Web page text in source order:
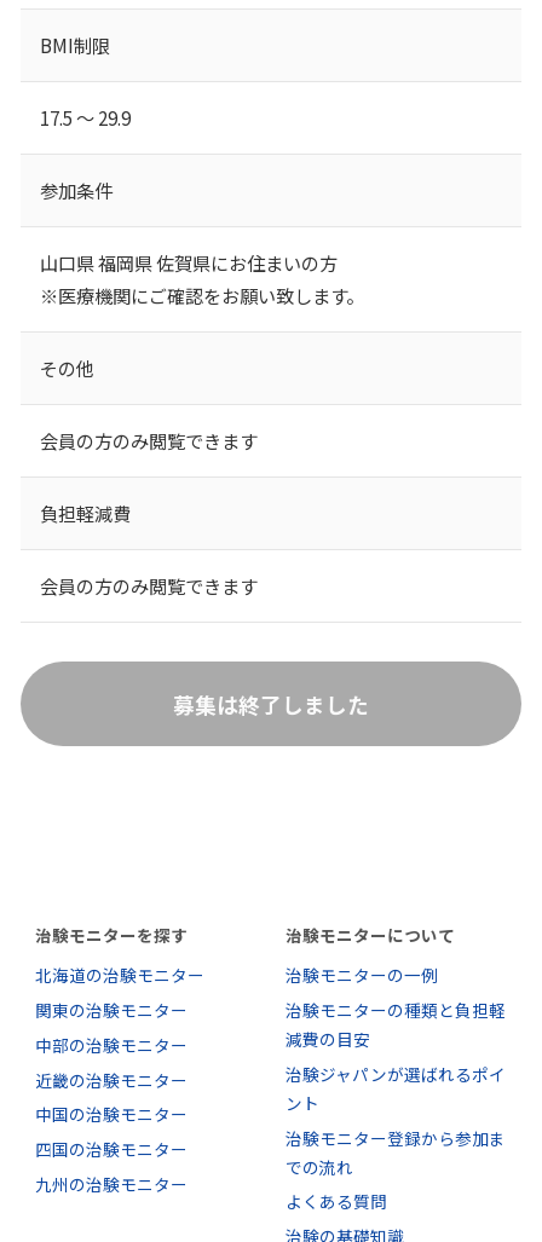
BMI制限
17.5 ～ 29.9
参加条件
山口県 福岡県 佐賀県にお住まいの方
※医療機関にご確認をお願い致します。
その他
会員の方のみ閲覧できます
負担軽減費
会員の方のみ閲覧できます
募集は終了しました
治験モニターを探す
北海道の治験モニター
関東の治験モニター
中部の治験モニター
近畿の治験モニター
中国の治験モニター
四国の治験モニター
九州の治験モニター
治験モニターについて
治験モニターの一例
治験モニターの種類と負担軽
減費の目安
治験ジャパンが選ばれるポイ
ント
治験モニター登録から参加ま
での流れ
よくある質問
治験の基礎知識